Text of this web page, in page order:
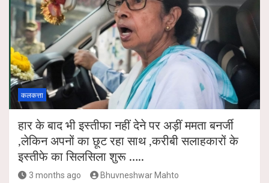
कलकत्ता
हार के बाद भी इस्तीफा नहीं देने पर अड़ीं ममता बनर्जी
,लेकिन अपनों का छूट रहा साथ ,करीबी सलाहकारों के
इस्तीफे का सिलसिला शुरू …..
3 months ago Bhuvneshwar Mahto